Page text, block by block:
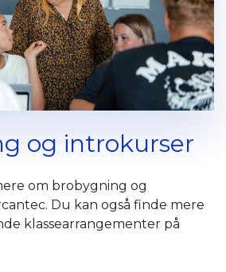
og introkurser
om brobygning og
Du kan også finde mere
klassearrangementer på